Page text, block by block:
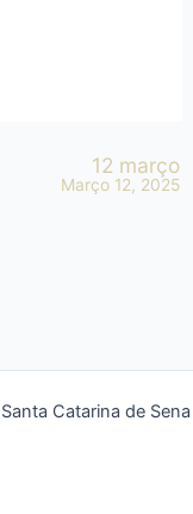
12 março
Março 12, 2025
Catarina de Sena